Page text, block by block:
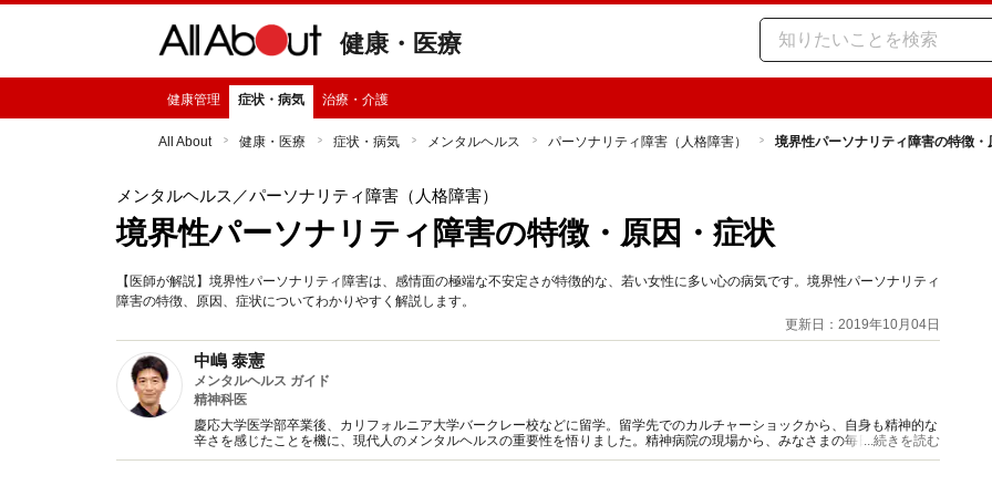
健康・医療
健康管理 症状・病気 治療・介護
All About 健康・医療 症状・病気 メンタルヘルス パーソナリティ障害（人格障害） 境界性パーソナリティ障害の特徴・
メンタルヘルス ／パーソナリティ障害（人格障害）
境界性パーソナリティ障害の特徴・原因・症状
【医師が解説】境界性パーソナリティ障害は、感情面の極端な不安定さが特徴的な、若い女性に多い心の病気です。境界性パーソナリティ
障害の特徴、原因、症状についてわかりやすく解説します。
更新日：2019年10月04日
中嶋 泰憲
メンタルヘルス ガイド
精神科医
慶応大学医学部卒業後、カリフォルニア大学バークレー校などに留学。留学先でのカルチャーショックから、自身も精神的な
辛さを感じたことを機に、現代人のメンタルヘルスの重要性を悟りました。精神病院の現場から、みなさまの毎日の心の健康
管理にお役に立てるよう、メンタルヘルスに関する情報発信を行っていきます。
...続きを読む